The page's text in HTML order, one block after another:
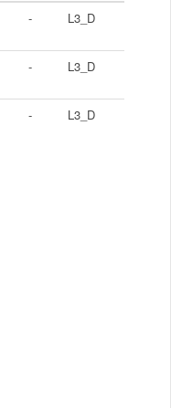
- L3_D
- L3_D
- L3_D